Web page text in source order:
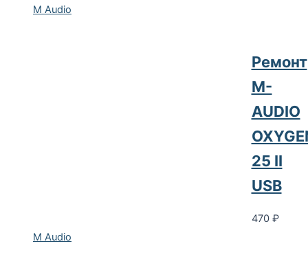
M Audio
M Audio
Ремонт
M-
AUDIO
25 II
USB
470 ₽